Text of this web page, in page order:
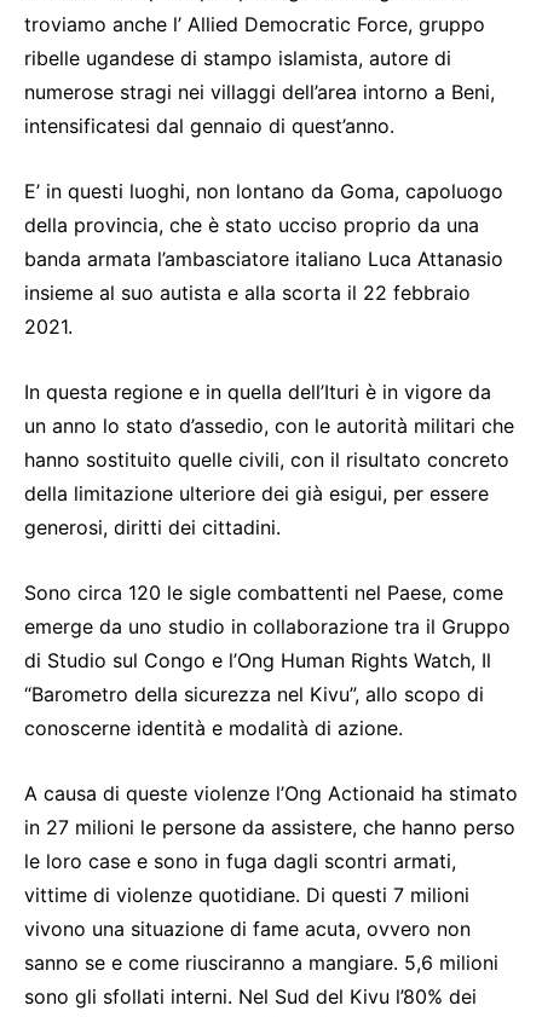
troviamo anche l’ Allied Democratic Force, gruppo
ribelle ugandese di stampo islamista, autore di
numerose stragi nei villaggi dell’area intorno a Beni,
intensificatesi dal gennaio di quest’anno.
E’ in questi luoghi, non lontano da Goma, capoluogo
della provincia, che è stato ucciso proprio da una
banda armata l’ambasciatore italiano Luca Attanasio
insieme al suo autista e alla scorta il 22 febbraio
2021.
In questa regione e in quella dell’Ituri è in vigore da
un anno lo stato d’assedio, con le autorità militari che
hanno sostituito quelle civili, con il risultato concreto
della limitazione ulteriore dei già esigui, per essere
generosi, diritti dei cittadini.
Sono circa 120 le sigle combattenti nel Paese, come
emerge da uno studio in collaborazione tra il Gruppo
di Studio sul Congo e l’Ong Human Rights Watch, Il
“Barometro della sicurezza nel Kivu”, allo scopo di
conoscerne identità e modalità di azione.
A causa di queste violenze l’Ong Actionaid ha stimato
in 27 milioni le persone da assistere, che hanno perso
le loro case e sono in fuga dagli scontri armati,
vittime di violenze quotidiane. Di questi 7 milioni
vivono una situazione di fame acuta, ovvero non
sanno se e come riusciranno a mangiare. 5,6 milioni
sono gli sfollati interni. Nel Sud del Kivu l’80% dei